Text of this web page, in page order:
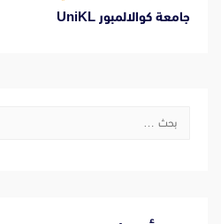
جامعة كوالالمبور UniKL
البحث